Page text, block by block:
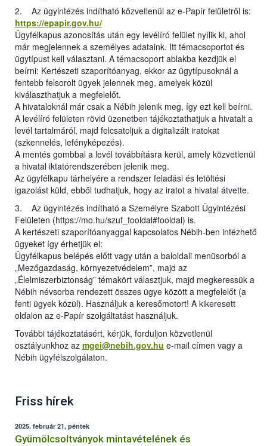
2. Az ügyintézés indítható közvetlenül az e-Papír felületről is:
https://epapir.gov.hu/
Ügyfélkapus azonosítás után egy levélíró felület nyílik ki, ahol
már megjelennek a személyes adataink. Itt témacsoportot és
ügytípust kell választani. A témacsoport ablakba kezdjük el
beírni: Kertészeti szaporítóanyag, ekkor az ügytípusoknál a
fentebb felsorolt ügyek jelennek meg, amelyek közül
kiválaszthatjuk a megfelelőt.
A hivataloknál már csak a Nébih jelenik meg, így ezt kell beírni.
A levélíró felületen rövid üzenetben tájékoztathatjuk a hivatalt a
levél tartalmáról, majd felcsatoljuk a digitalizált iratokat
(szkennelés, lefényképezés).
A mentés gombbal a levél továbbításra kerül, amely közvetlenül
a hivatal iktatórendszerében jelenik meg.
Az ügyfélkapu tárhelyére a rendszer feladási és letöltési
igazolást küld, ebből tudhatjuk, hogy az iratot a hivatal átvette.
3. Az ügyintézés indítható a Személyre Szabott Ügyintézési
Felületen (https://mo.hu/szuf_fooldal#fooldal) is.
A kertészeti szaporítóanyaggal kapcsolatos Nébih-ben intézhető
ügyeket így érhetjük el:
Ügyfélkapus belépés előtt vagy után a baloldali menüsorból a
„Mezőgazdaság, környezetvédelem”, majd az
„Élelmiszerbiztonság” témakört választjuk, majd megkeressük a
Nébih névsorba rendezett összes ügye között a megfelelőt (a
fenti ügyek közül). Használjuk a keresőmotort! A kikeresett
oldalon az e-Papír szolgáltatást használjuk.
További tájékoztatásért, kérjük, forduljon közvetlenül
osztályunkhoz az mgei@nebih.gov.hu e-mail címen vagy a
Nébih ügyfélszolgálaton.
Friss hírek
2025. február 21, péntek
Gyümölcsoltványok mintavételének és